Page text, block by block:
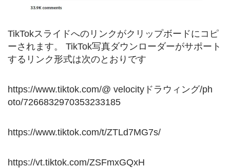
TikTokスライドへのリンクがクリップボードにコピ
ーされます。 TikTok写真ダウンローダーがサポート
するリンク形式は次のとおりです
https://www.tiktok.com/@ velocityドラウィング/ph
oto/7266832970353233185
https://www.tiktok.com/t/ZTLd7MG7s/
https://vt.tiktok.com/ZSFmxGQxH